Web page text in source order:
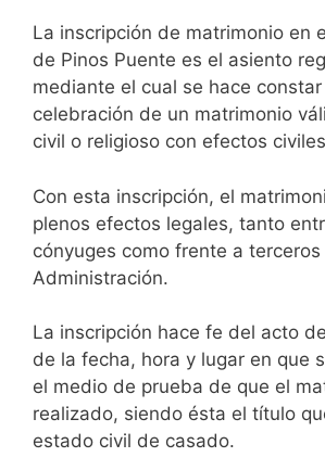
La inscripción de matrimonio en
de Pinos Puente es el asiento
mediante el cual se hace
celebración de un matrimonio
civil o religioso con efectos
Con esta inscripción, el
plenos efectos legales, tanto
cónyuges como frente a terceros
Administración.
La inscripción hace fe del acto
de la fecha, hora y lugar en que
el medio de prueba de que el
realizado, siendo ésta el título
estado civil de casado.